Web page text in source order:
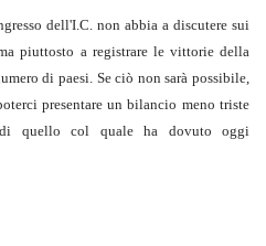
dell'I.C. non abbia a discutere sui
piuttosto a registrare le vittorie della
di paesi. Se ciò non sarà possibile,
presentare un bilancio meno triste
di quello col quale ha dovuto oggi